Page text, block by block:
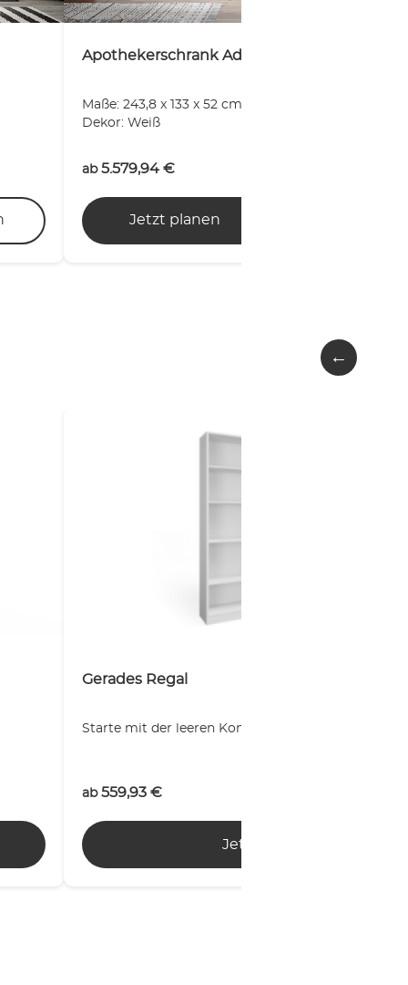
Apothekerschrank Adam
Maße: 243,8 x 133 x 52 cm
Dekor: Weiß
ab 5.579,94 €
Jetzt planen
Gerades Regal
Starte mit der leeren Konfiguration!
ab 559,93 €
Jetzt planen
←